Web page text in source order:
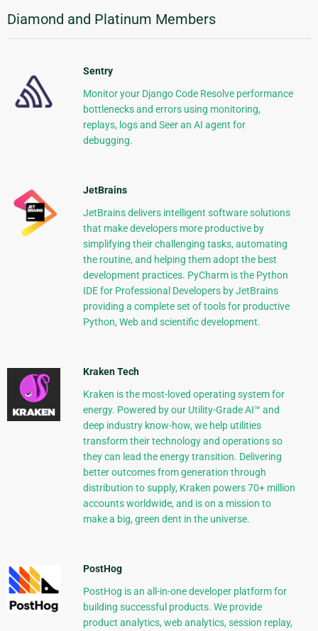
Diamond and Platinum Members
Sentry
Monitor your Django Code Resolve performance
bottlenecks and errors using monitoring,
replays, logs and Seer an AI agent for
debugging.
JetBrains
JetBrains delivers intelligent software solutions
that make developers more productive by
simplifying their challenging tasks, automating
the routine, and helping them adopt the best
development practices. PyCharm is the Python
IDE for Professional Developers by JetBrains
providing a complete set of tools for productive
Python, Web and scientific development.
Kraken Tech
Kraken is the most-loved operating system for
energy. Powered by our Utility-Grade AI™ and
deep industry know-how, we help utilities
transform their technology and operations so
they can lead the energy transition. Delivering
better outcomes from generation through
distribution to supply, Kraken powers 70+ million
accounts worldwide, and is on a mission to
make a big, green dent in the universe.
PostHog
PostHog is an all-in-one developer platform for
building successful products. We provide
product analytics, web analytics, session replay,